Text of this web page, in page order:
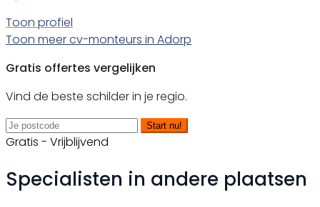
Toon profiel
Toon meer cv-monteurs in Adorp
Gratis offertes vergelijken
Vind de beste schilder in je regio.
Start nu!
Gratis - Vrijblijvend
Specialisten in andere plaatsen